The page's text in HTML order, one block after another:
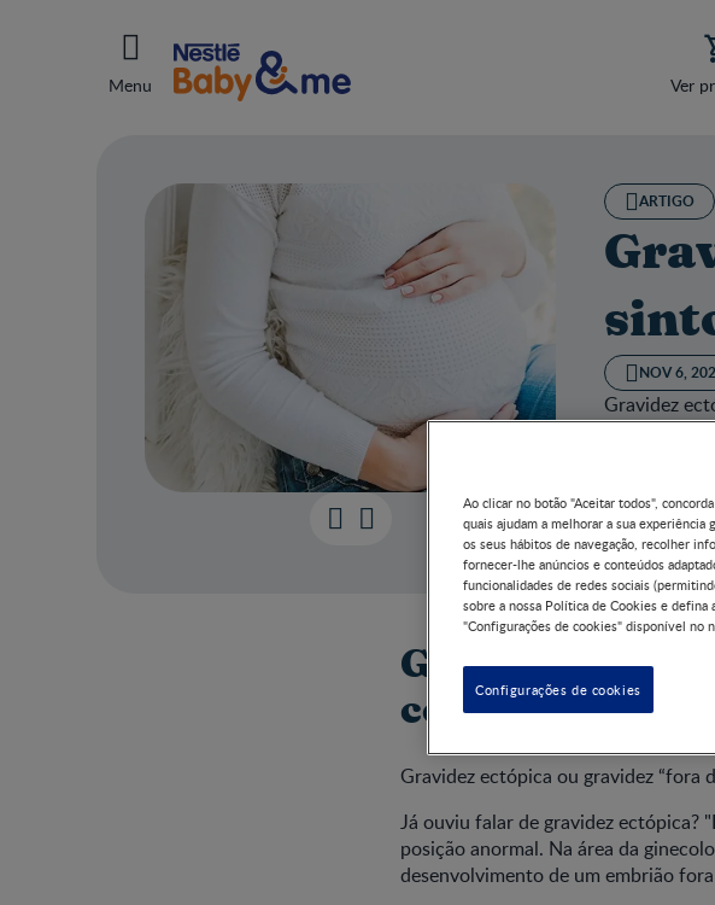
Menu Ver
ARTIGO
NOV 6,
Gravidez
Gravidez
como
Gravidez ectópica ou gravidez “fora
Já ouviu falar de gravidez ectópica?
posição anormal. Na área da
desenvolvimento de um embrião
Ao clicar no botão "Aceitar todos",
quais ajudam a melhorar a sua experiência
os seus hábitos de navegação, recolher
fornecer-lhe anúncios e conteúdos
funcionalidades de redes sociais
sobre a nossa Política de Cookies e
"Configurações de cookies" disponível no
Configurações de cookies